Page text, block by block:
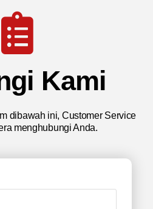
Kami
dibawah ini, Customer Service
menghubungi Anda.